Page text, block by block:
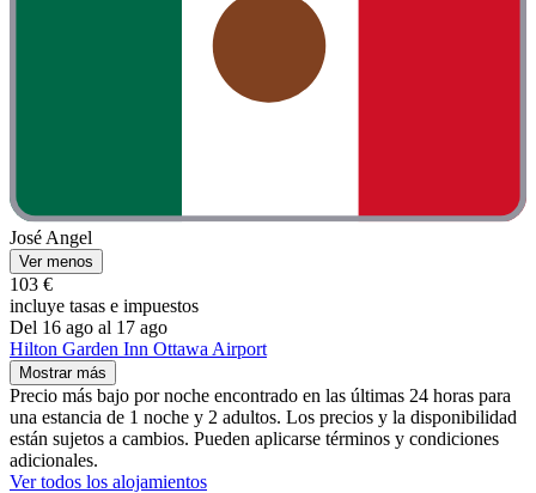
José Angel
Ver menos
103 €
incluye tasas e impuestos
Del 16 ago al 17 ago
Hilton Garden Inn Ottawa Airport
Mostrar más
Precio más bajo por noche encontrado en las últimas 24 horas para
una estancia de 1 noche y 2 adultos. Los precios y la disponibilidad
están sujetos a cambios. Pueden aplicarse términos y condiciones
adicionales.
Ver todos los alojamientos